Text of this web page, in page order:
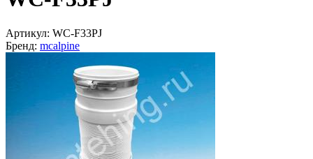
Артикул: WC-F33PJ
Бренд: mcalpine